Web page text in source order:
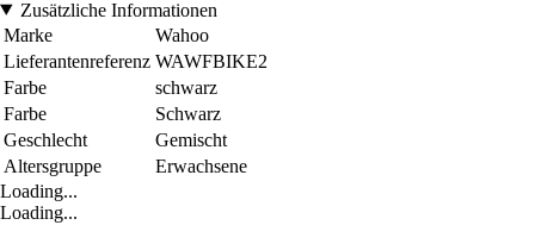
Zusätzliche Informationen
Marke
Wahoo
Lieferantenreferenz WAWFBIKE2
Farbe
schwarz
Farbe
Schwarz
Geschlecht
Gemischt
Altersgruppe
Erwachsene
Loading...
Loading...